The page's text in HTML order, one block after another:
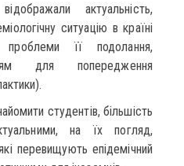
актуальність,
ситуацію в країні
її подолання,
для попередження
студентів, більшість
на їх погляд,
перевищують епідемічний